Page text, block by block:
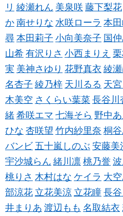
リ 綾瀬れん 美泉咲 藤下梨花
か 南せりな 水咲ローラ 本
尋 本田莉子 小向美奈子 国
山希 有沢りさ 小西まりえ
実 美神さゆり 花野真衣 綾
名杏子 綾乃梓 天川るる 天
木美空 さくらい葉菜 長谷川
緒 希咲エマ 七海そら 野中あ
ひな 杏咲望 竹内紗里奈 桐
バンビ 五十嵐しのぶ 安藤美
宇沙城らん 緒川凛 桃乃誉
桃りさ 木村はな ケイラ 大
部涼花 立花美涼 立花瞳 長
井まりあ 渡辺もも 名取結衣